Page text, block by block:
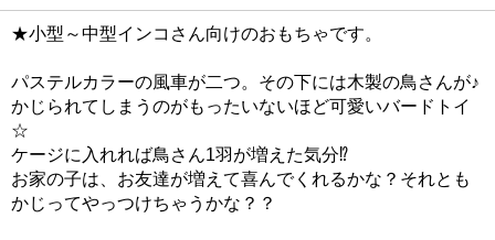
★小型～中型インコさん向けのおもちゃです。
パステルカラーの風車が二つ。その下には木製の鳥さんが♪
かじられてしまうのがもったいないほど可愛いバードトイ
☆
ケージに入れれば鳥さん1羽が増えた気分⁉
お家の子は、お友達が増えて喜んでくれるかな？それとも
かじってやっつけちゃうかな？？